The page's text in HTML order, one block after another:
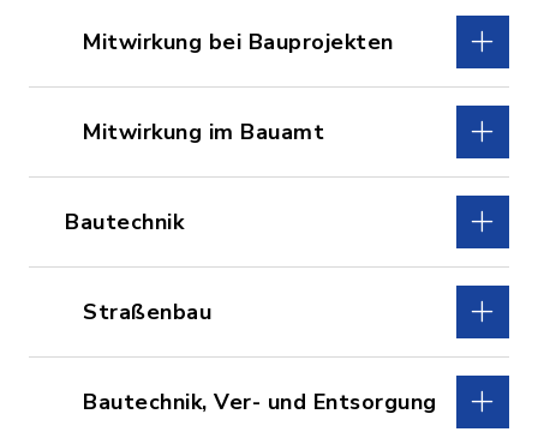
Mitwirkung bei Bauprojekten
Mitwirkung im Bauamt
Bautechnik
Straßenbau
Bautechnik, Ver- und Entsorgung